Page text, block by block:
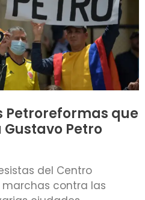
Petroreformas que
Petro
del Centro
contra las